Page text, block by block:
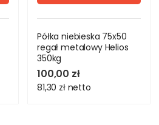
Półka niebieska 75x50
regał metalowy Helios
350kg
100,00 zł
81,30 zł netto